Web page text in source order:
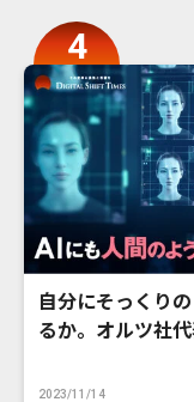
自分にそっくり
るか。オルツ社
2023/11/14